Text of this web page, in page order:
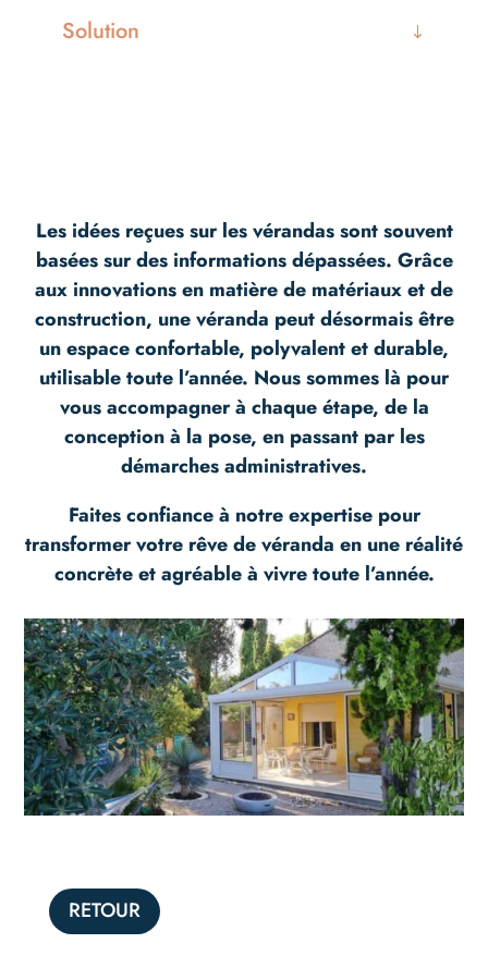
Solution
Les idées reçues sur les vérandas sont souvent
basées sur des informations dépassées. Grâce
aux innovations en matière de matériaux et de
construction, une véranda peut désormais être
un espace confortable, polyvalent et durable,
utilisable toute l’année. Nous sommes là pour
vous accompagner à chaque étape, de la
conception à la pose, en passant par les
démarches administratives.
Faites confiance à notre expertise pour
transformer votre rêve de véranda en une réalité
concrète et agréable à vivre toute l’année.
RETOUR